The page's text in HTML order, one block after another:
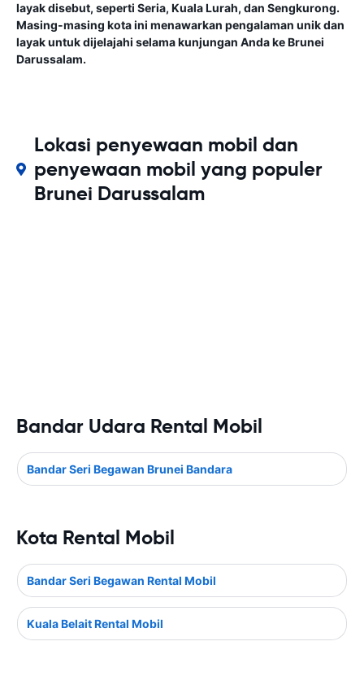
layak disebut, seperti Seria, Kuala Lurah, dan Sengkurong.
Masing-masing kota ini menawarkan pengalaman unik dan
layak untuk dijelajahi selama kunjungan Anda ke Brunei
Darussalam.
Lokasi penyewaan mobil dan
penyewaan mobil yang populer
Brunei Darussalam
Bandar Udara Rental Mobil
Bandar Seri Begawan Brunei Bandara
Kota Rental Mobil
Bandar Seri Begawan Rental Mobil
Kuala Belait Rental Mobil